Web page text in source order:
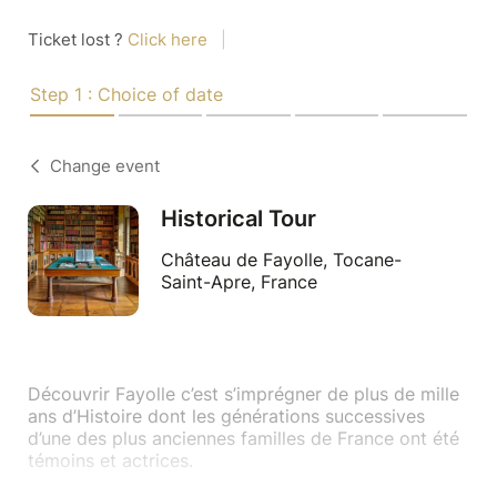
Ticket lost ? Click here
Step 1 : Choice of date
Change event
Historical Tour
Château de Fayolle, Tocane-
Saint-Apre, France
Découvrir Fayolle c’est s’imprégner de plus de mille
ans d’Histoire dont les générations successives
d’une des plus anciennes familles de France ont été
témoins et actrices.